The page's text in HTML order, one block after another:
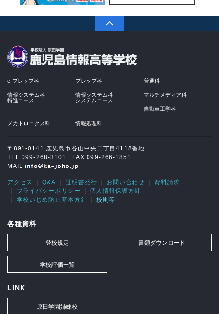
e-プレップ科 プレップ科 普通科
情報システム科
特進コース
情報システム科
システムコース
マルチメディア科
自動車工学科
メカトロニクス科 情報処理科
〒891-0141 鹿児島市谷山中央二丁目4118番地
TEL 099-268-3101 FAX 099-266-1851
MAIL
アクセス Q&A 証明書発行 お問い合わせ
資料請求
プライバシーポリシー
個人情報保護方針
学校いじめ防止基本方針
校則等
各種資料
登校規定 書類ダウンロード
学校評価一覧
LINK
原田学園姉妹校